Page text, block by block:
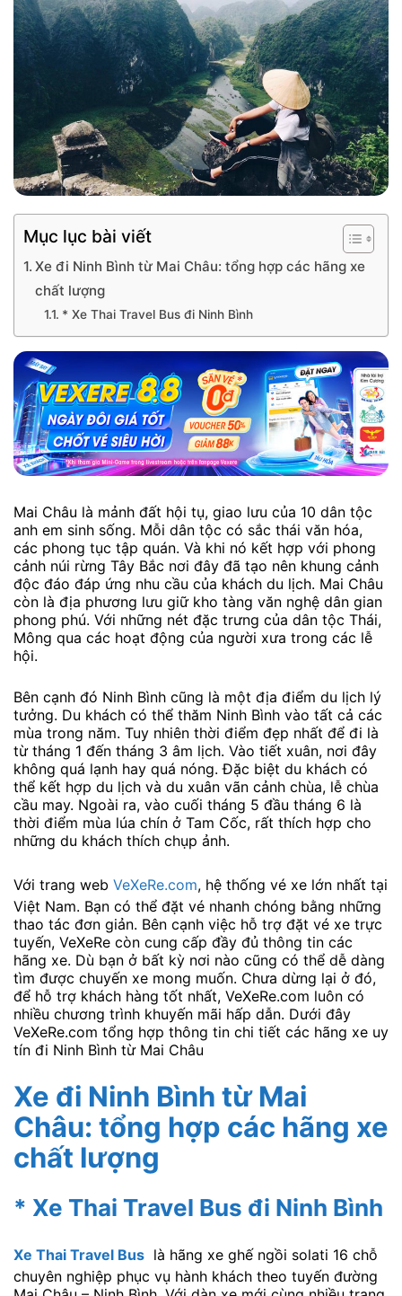
Mục lục bài viết
Xe đi Ninh Bình từ Mai Châu: tổng hợp các hãng xe
chất lượng
* Xe Thai Travel Bus đi Ninh Bình
Mai Châu là mảnh đất hội tụ, giao lưu của 10 dân tộc
anh em sinh sống. Mỗi dân tộc có sắc thái văn hóa,
các phong tục tập quán. Và khi nó kết hợp với phong
cảnh núi rừng Tây Bắc nơi đây đã tạo nên khung cảnh
độc đáo đáp ứng nhu cầu của khách du lịch. Mai Châu
còn là địa phương lưu giữ kho tàng văn nghệ dân gian
phong phú. Với những nét đặc trưng của dân tộc Thái,
Mông qua các hoạt động của người xưa trong các lễ
hội.
Bên cạnh đó Ninh Bình cũng là một địa điểm du lịch lý
tưởng. Du khách có thể thăm Ninh Bình vào tất cả các
mùa trong năm. Tuy nhiên thời điểm đẹp nhất để đi là
từ tháng 1 đến tháng 3 âm lịch. Vào tiết xuân, nơi đây
không quá lạnh hay quá nóng. Đặc biệt du khách có
thể kết hợp du lịch và du xuân vãn cảnh chùa, lễ chùa
cầu may. Ngoài ra, vào cuối tháng 5 đầu tháng 6 là
thời điểm mùa lúa chín ở Tam Cốc, rất thích hợp cho
những du khách thích chụp ảnh.
Với trang web VeXeRe.com, hệ thống vé xe lớn nhất tại
Việt Nam. Bạn có thể đặt vé nhanh chóng bằng những
thao tác đơn giản. Bên cạnh việc hỗ trợ đặt vé xe trực
tuyến, VeXeRe còn cung cấp đầy đủ thông tin các
hãng xe. Dù bạn ở bất kỳ nơi nào cũng có thể dễ dàng
tìm được chuyến xe mong muốn. Chưa dừng lại ở đó,
để hỗ trợ khách hàng tốt nhất, VeXeRe.com luôn có
nhiều chương trình khuyến mãi hấp dẫn. Dưới đây
VeXeRe.com tổng hợp thông tin chi tiết các hãng xe uy
tín đi Ninh Bình từ Mai Châu
Xe đi Ninh Bình từ Mai
Châu: tổng hợp các hãng xe
chất lượng
* Xe Thai Travel Bus đi Ninh Bình
Xe Thai Travel Bus là hãng xe ghế ngồi solati 16 chỗ
chuyên nghiệp phục vụ hành khách theo tuyến đường